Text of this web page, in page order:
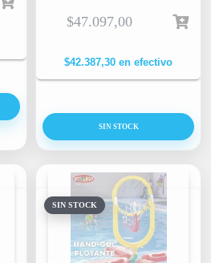
$47.097,00
$42.387,30 en efectivo
SIN STOCK
SIN STOCK